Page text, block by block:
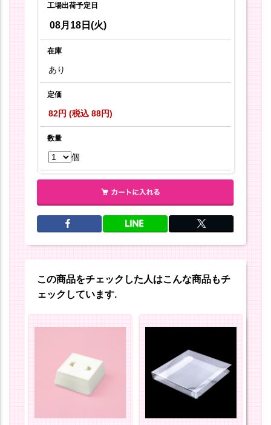
工場出荷予定日
08月18日(火)
在庫
あり
定価
82円 (税込 88円)
数量
個
この商品をチェックした人はこんな商品もチ
ェックしています.